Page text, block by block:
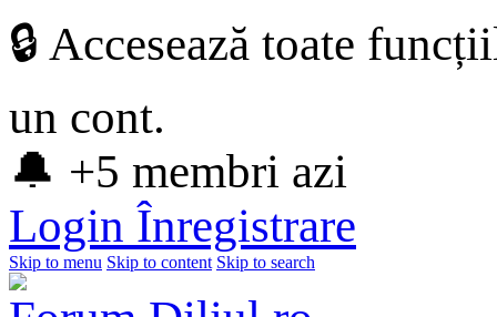
🔒 Accesează toate
un cont.
🔔 +5 membri azi
Login Înregistrare
Skip to menu Skip to content Skip to search